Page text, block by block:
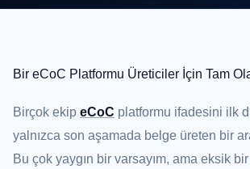
Bir eCoC Platformu Üreticiler İçin Tam
Birçok ekip eCoC platformu ifadesini ilk
yalnızca son aşamada belge üreten bir
Bu çok yaygın bir varsayım, ama eksik